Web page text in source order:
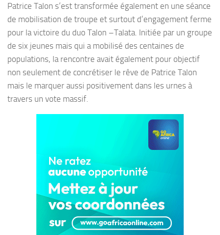
Patrice Talon s’est transformée également en une séance
de mobilisation de troupe et surtout d’engagement ferme
pour la victoire du duo Talon –Talata. Initiée par un groupe
de six jeunes mais qui a mobilisé des centaines de
populations, la rencontre avait également pour objectif
non seulement de concrétiser le rêve de Patrice Talon
mais le marquer aussi positivement dans les urnes à
travers un vote massif.